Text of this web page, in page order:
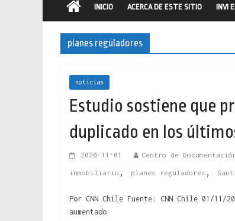
INICIO ACERCA DE ESTE SITIO INVI
planes reguladores
noticias
Estudio sostiene que
duplicado en los
2020-11-01 Centro de
inmobiliario , planes reguladores ,
Por CNN Chile Fuente: CNN Chile 01/11/
aumentado